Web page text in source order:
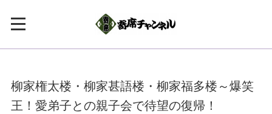
柳家権太楼・柳家甚語楼・柳家福多楼～爆笑
王！愛弟子との親子会で待望の復帰！